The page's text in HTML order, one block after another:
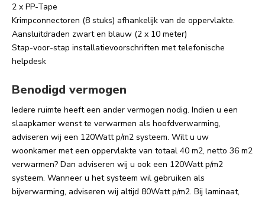
2 x PP-Tape
Krimpconnectoren (8 stuks) afhankelijk van de oppervlakte.
Aansluitdraden zwart en blauw (2 x 10 meter)
Stap-voor-stap installatievoorschriften met telefonische
helpdesk
Benodigd vermogen
Iedere ruimte heeft een ander vermogen nodig. Indien u een
slaapkamer wenst te verwarmen als hoofdverwarming,
adviseren wij een 120Watt p/m2 systeem. Wilt u uw
woonkamer met een oppervlakte van totaal 40 m2, netto 36 m2
verwarmen? Dan adviseren wij u ook een 120Watt p/m2
systeem. Wanneer u het systeem wil gebruiken als
bijverwarming, adviseren wij altijd 80Watt p/m2. Bij laminaat,